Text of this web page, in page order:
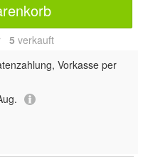
5 verkauft
Vorkasse per